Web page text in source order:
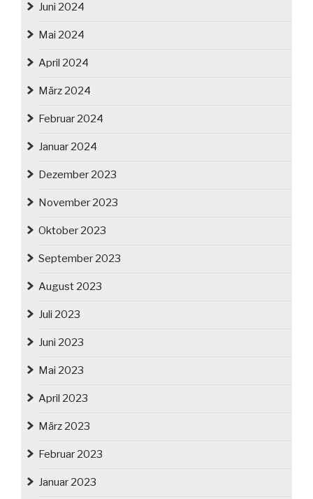
Juni 2024
Mai 2024
April 2024
März 2024
Februar 2024
Januar 2024
Dezember 2023
November 2023
Oktober 2023
September 2023
August 2023
Juli 2023
Juni 2023
Mai 2023
April 2023
März 2023
Februar 2023
Januar 2023